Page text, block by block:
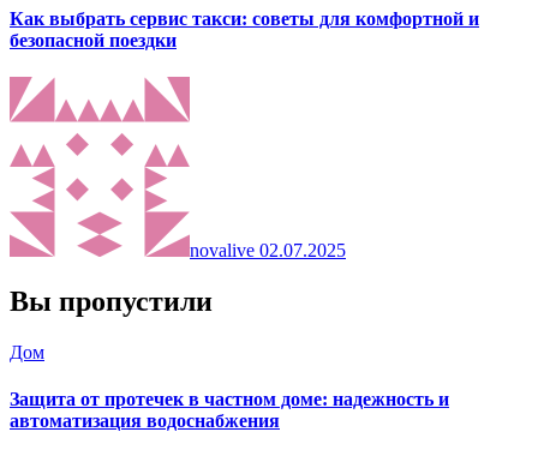
Как выбрать сервис такси: советы для комфортной и
безопасной поездки
novalive 02.07.2025
Вы пропустили
Дом
Защита от протечек в частном доме: надежность и
автоматизация водоснабжения